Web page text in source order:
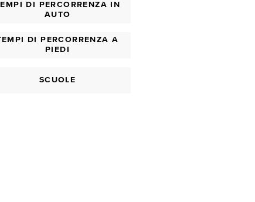
DI PERCORRENZA IN
AUTO
DI PERCORRENZA A
PIEDI
SCUOLE